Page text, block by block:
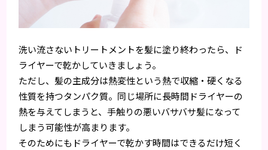
洗い流さないトリートメントを髪に塗り終わったら、ド
ライヤーで乾かしていきましょう。
ただし、髪の主成分は熱変性という熱で収縮・硬くなる
性質を持つタンパク質。同じ場所に長時間ドライヤーの
熱を与えてしまうと、手触りの悪いバサバサ髪になって
しまう可能性が高まります。
そのためにもドライヤーで乾かす時間はできるだけ短く